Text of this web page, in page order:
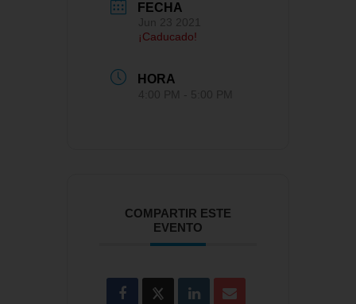
FECHA
¡Caducado!
HORA
COMPARTIR ESTE
EVENTO